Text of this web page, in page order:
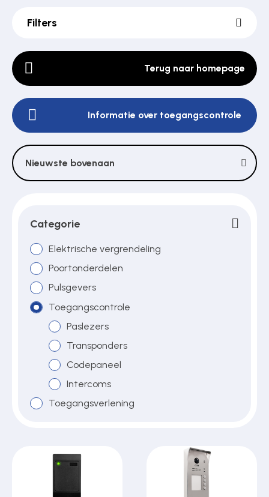
Pulsgevers
Sloten
Toegangscontrole
Toegangsverlening
Voedingen
Over ons
Contact
Filters
Terug naar homepage
Informatie over toegangscontrole
Nieuwste bovenaan
Categorie
Elektrische vergrendeling
Poortonderdelen
Pulsgevers
Toegangscontrole
Paslezers
Transponders
Codepaneel
Intercoms
Toegangsverlening